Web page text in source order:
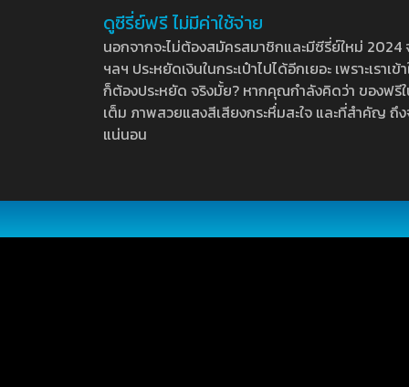
ดูซีรี่ย์ฟรี ไม่มีค่าใช้จ่าย
นอกจากจะไม่ต้องสมัครสมาชิกและมีซีรี่ย์ใหม่
ฯลฯ ประหยัดเงินในกระเป๋าไปได้อีกเยอะ เพราะเร
ก็ต้องประหยัด จริงมั้ย? หากคุณกำลังคิดว่า ของฟ
เต็ม ภาพสวยแสงสีเสียงกระหึ่มสะใจ และที่สำคัญ
แน่นอน